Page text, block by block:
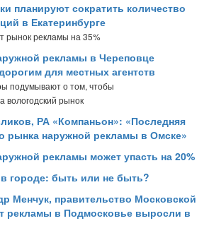
планируют сократить количество
в Екатеринбурге
рынок рекламы на 35%
рекламы в Череповце
для местных агентств
подумывают о том, чтобы
вологодский рынок
РА «Компаньон»: «Последняя
рынка наружной рекламы в Омске»
рекламы может упасть на 20%
городе: быть или не быть?
Менчук, правительство Московской
рекламы в Подмосковье выросли в